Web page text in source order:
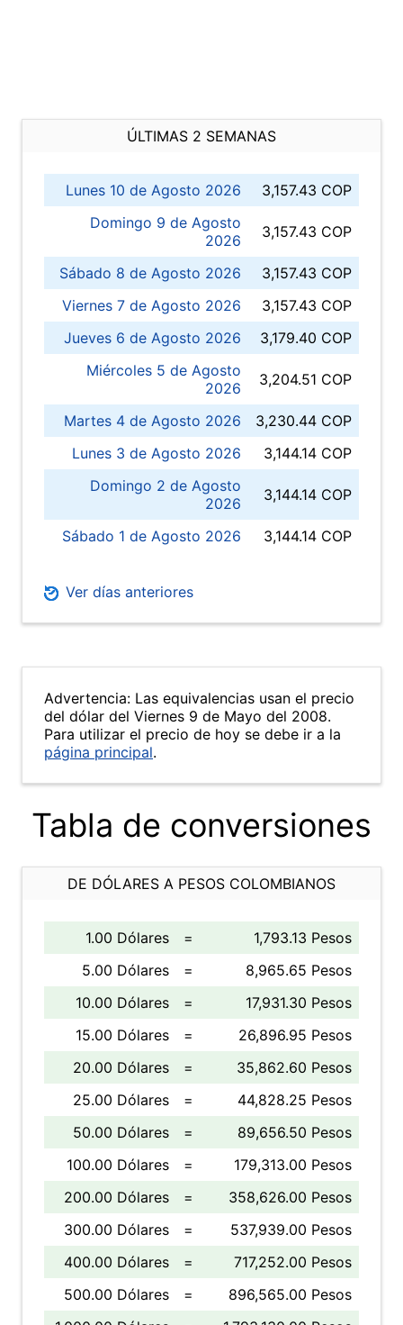
ÚLTIMAS 2 SEMANAS
Lunes 10 de Agosto 2026
3,157.43 COP
Domingo 9 de Agosto
2026
3,157.43 COP
Sábado 8 de Agosto 2026
3,157.43 COP
Viernes 7 de Agosto 2026
3,157.43 COP
Jueves 6 de Agosto 2026
3,179.40 COP
Miércoles 5 de Agosto
2026
3,204.51 COP
Martes 4 de Agosto 2026
3,230.44 COP
Lunes 3 de Agosto 2026
3,144.14 COP
Domingo 2 de Agosto
2026
3,144.14 COP
Sábado 1 de Agosto 2026 3,144.14 COP
Ver días anteriores
Advertencia: Las equivalencias usan el precio
del dólar del Viernes 9 de Mayo del 2008.
Para utilizar el precio de hoy se debe ir a la
página principal.
Tabla de conversiones
DE DÓLARES A PESOS COLOMBIANOS
1.00 Dólares =
1,793.13 Pesos
5.00 Dólares
=
8,965.65 Pesos
10.00 Dólares
=
17,931.30 Pesos
15.00 Dólares
=
26,896.95 Pesos
20.00 Dólares
=
35,862.60 Pesos
25.00 Dólares
=
44,828.25 Pesos
50.00 Dólares
=
89,656.50 Pesos
100.00 Dólares
=
179,313.00 Pesos
200.00 Dólares
=
358,626.00 Pesos
300.00 Dólares
=
537,939.00 Pesos
400.00 Dólares
=
717,252.00 Pesos
500.00 Dólares
=
896,565.00 Pesos